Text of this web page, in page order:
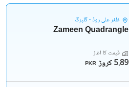
ظفر علی روڈ - گلبرگ
Zameen Quadrangle
قیمت کا آغاز
PKR 5.89 کروڑ